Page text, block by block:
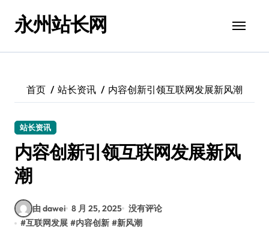
永州站长网
首页 站长资讯 内容创新引领互联网发展新风潮
站长资讯
内容创新引领互联网发展新风
潮
由 dawei 8 月 25, 2025 没有评论
#互联网发展 #内容创新 #新风潮